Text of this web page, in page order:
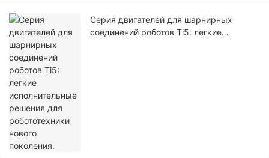
Серия двигателей для шарнирных
соединений роботов Ti5: легкие